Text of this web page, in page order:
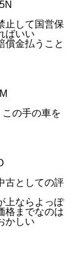
止して国営保
ばいい
償金払うこと
の手の車を
古としての評
上ならよっぽ
格までなのは
かしい